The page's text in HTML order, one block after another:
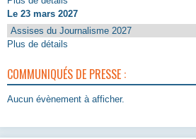
Le 23 mars 2027
Assises du Journalisme 2027
Plus de détails
COMMUNIQUÉS DE PRESSE :
Aucun évènement à afficher.